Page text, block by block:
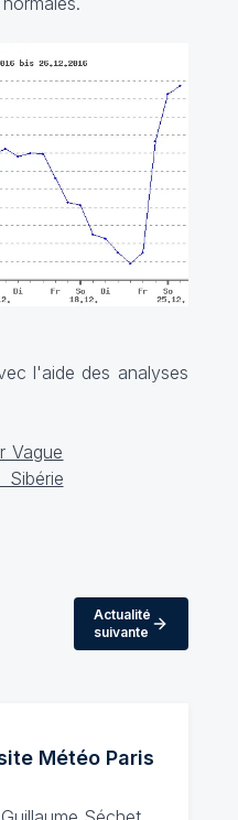
l'aide des analyses
Actualité
suivante
MétéoParis